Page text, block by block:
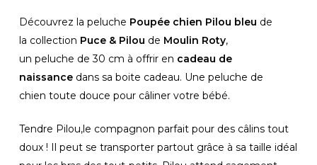
initial
était :
37,90€.
actuel
est :
26,50€.
Découvrez la peluche Poupée chien Pilou bleu de
la collection Puce & Pilou de Moulin Roty,
un peluche de 30 cm à offrir en cadeau de
naissance dans sa boite cadeau. Une peluche de
chien toute douce pour câliner votre bébé.
Tendre Pilou,le compagnon parfait pour des câlins tout
doux ! Il peut se transporter partout grâce à sa taille idéal